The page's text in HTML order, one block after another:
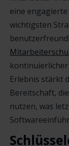
eine
wichtigsten
kontinuierlicher
Erlebnis stärkt
Bereitschaft,
nutzen, was